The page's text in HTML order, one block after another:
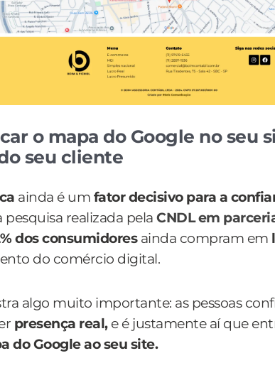
o mapa do Google no seu
seu cliente
ainda é um fator decisivo para a
pesquisa realizada pelaCNDL em
dos consumidoresainda compram em
do comércio digital.
algo muito importante: as pessoas
presença real,e é justamente aí que
do Google ao seu site.